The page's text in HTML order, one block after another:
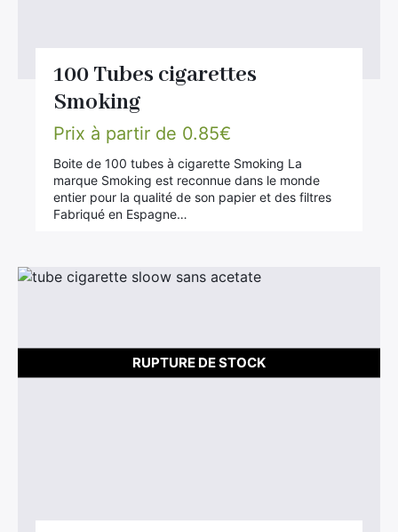
100 Tubes cigarettes
Smoking
Prix à partir de 0.85€
Boite de 100 tubes à cigarette Smoking La
marque Smoking est reconnue dans le monde
entier pour la qualité de son papier et des filtres
Fabriqué en Espagne…
RUPTURE DE STOCK